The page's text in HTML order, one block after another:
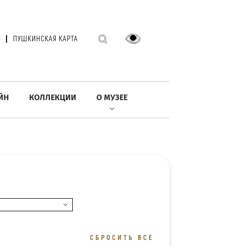
ПУШКИНСКАЯ КАРТА
КОЛЛЕКЦИИ О МУЗЕЕ
СБРОСИТЬ ВСЕ